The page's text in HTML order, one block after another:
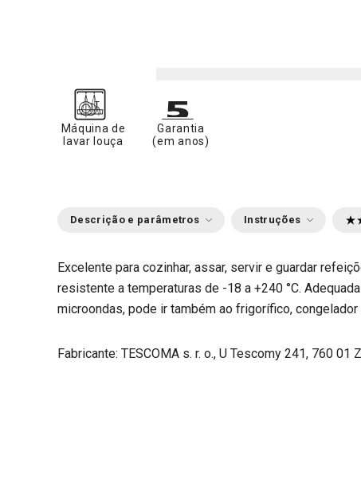
Máquina de
lavar louça
Garantia
(em anos)
Descrição e parâmetros Instruções
Excelente para cozinhar, assar, servir e guardar
resistente a temperaturas de -18 a +240 °C.
microondas, pode ir também ao frigorífico,
Fabricante: TESCOMA s. r. o., U Tescomy 241, 760 01